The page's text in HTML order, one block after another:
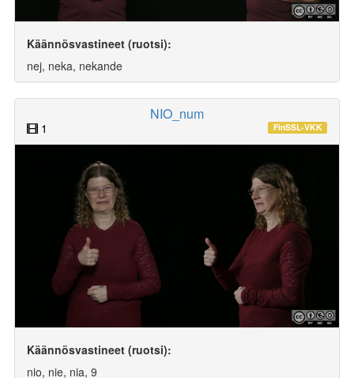
Käännösvastineet (ruotsi):
nej, neka, nekande
NIO_num
1 FinSSL-VKK
Käännösvastineet (ruotsi):
nio, nie, nia, 9